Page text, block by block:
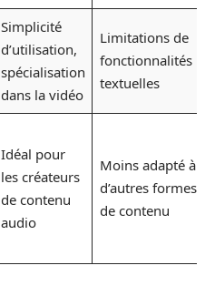
Simplicité
d’utilisation,
spécialisation
dans la vidéo
Limitations de
fonctionnalités
textuelles
Idéal pour
les créateurs
de contenu
audio
Moins adapté à
d’autres formes
de contenu